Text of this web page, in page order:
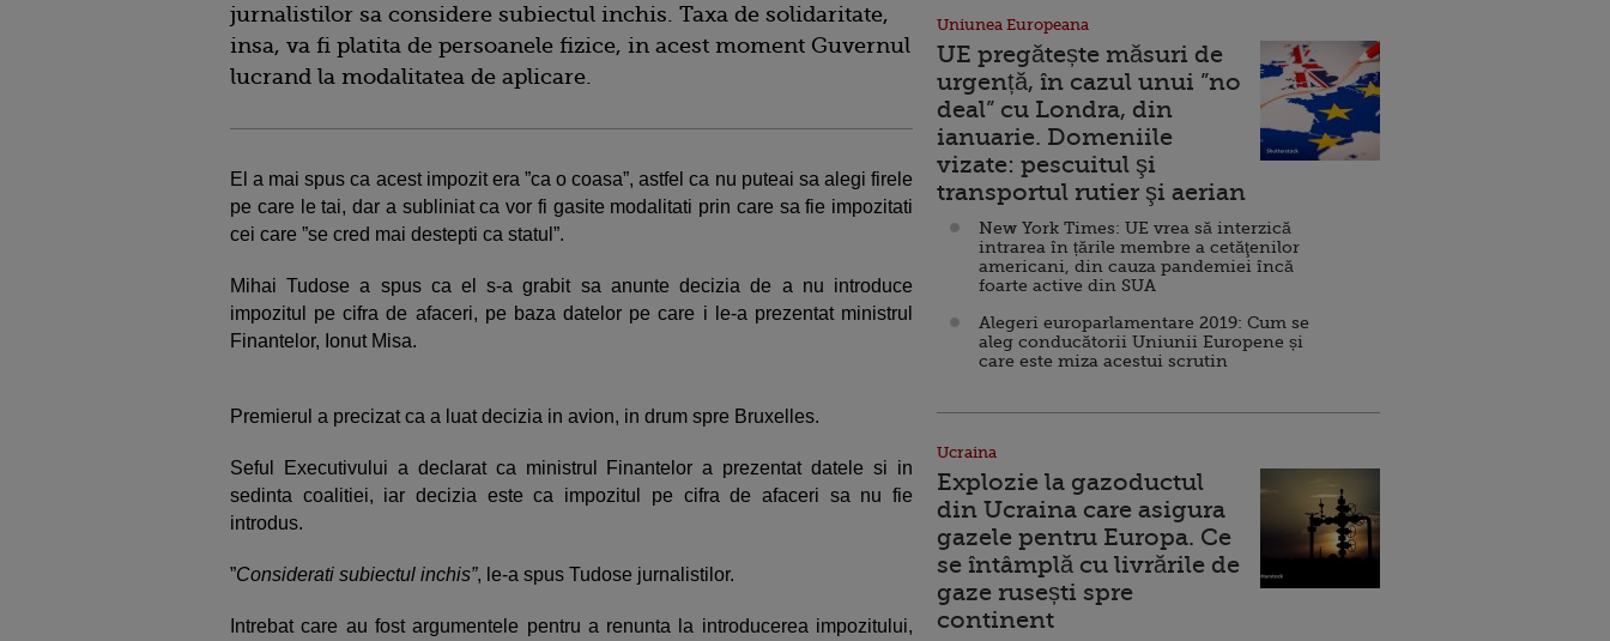
jurnalistilor sa considere subiectul inchis. Taxa de solidaritate,
insa, va fi platita de persoanele fizice, in acest moment Guvernul
lucrand la modalitatea de aplicare.
El a mai spus ca acest impozit era ”ca o coasa”, astfel ca nu puteai sa alegi firele
pe care le tai, dar a subliniat ca vor fi gasite modalitati prin care sa fie impozitati
cei care ”se cred mai destepti ca statul”.
Mihai Tudose a spus ca el s-a grabit sa anunte decizia de a nu introduce
impozitul pe cifra de afaceri, pe baza datelor pe care i le-a prezentat ministrul
Finantelor, Ionut Misa.
Premierul a precizat ca a luat decizia in avion, in drum spre Bruxelles.
Seful Executivului a declarat ca ministrul Finantelor a prezentat datele si in
sedinta coalitiei, iar decizia este ca impozitul pe cifra de afaceri sa nu fie
introdus.
”Considerati subiectul inchis”, le-a spus Tudose jurnalistilor.
Intrebat care au fost argumentele pentru a renunta la introducerea impozitului,
Uniunea Europeana
UE pregătește măsuri de
urgență, în cazul unui ”no
deal” cu Londra, din
ianuarie. Domeniile
vizate: pescuitul şi
transportul rutier şi aerian
New York Times: UE vrea să interzică
intrarea în țările membre a cetăţenilor
americani, din cauza pandemiei încă
foarte active din SUA
Alegeri europarlamentare 2019: Cum se
aleg conducătorii Uniunii Europene și
care este miza acestui scrutin
Ucraina
Explozie la gazoductul
din Ucraina care asigura
gazele pentru Europa. Ce
se întâmplă cu livrările de
gaze rusești spre
continent